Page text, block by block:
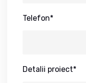
Telefon*
Detalii proiect*